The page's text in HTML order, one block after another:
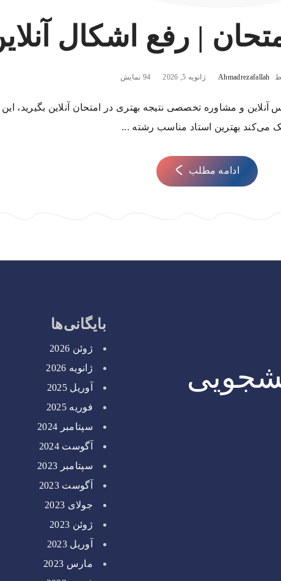
| رفع اشکال
Ahmadrezafallah ژانویه 5, 2026 94 نمایش
آنلاین و مشاوره تخصصی نتیجه بهتری در امتحان آنلاین بگیرید،
می‌کند بهترین استاد مناسب رشته ...
ادامه مطلب
بایگانی‌ها
ژوئن 2026
ژانویه 2026
آوریل 2025
فوریه 2025
سپتامبر 2024
آگوست 2024
سپتامبر 2023
آگوست 2023
جولای 2023
ژوئن 2023
آوریل 2023
مارس 2023